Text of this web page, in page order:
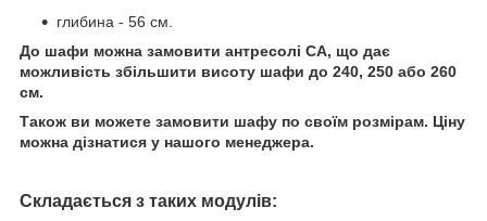
глибина - 56 см.
До шафи можна замовити антресолі CA, що дає
можливість збільшити висоту шафи до 240, 250 або 260
см.
Також ви можете замовити шафу по своїм розмірам. Ціну
можна дізнатися у нашого менеджера.
Складається з таких модулів: